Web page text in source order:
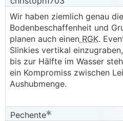
Wir haben ziemlich genau
Bodenbeschaffenheit und
planen auch einen RGK.
Slinkies vertikal
bis zur Hälfte im Wasser
ein Kompromiss zwischen
Aushubmenge.
Pechente